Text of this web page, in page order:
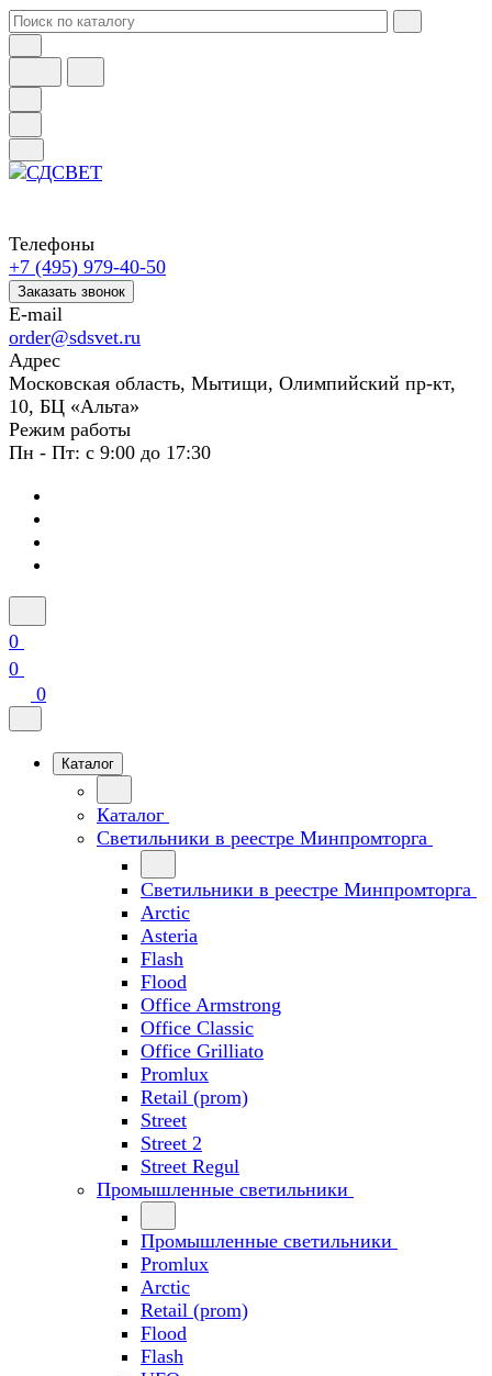
Телефоны
+7 (495) 979-40-50
Заказать звонок
E-mail
order@sdsvet.ru
Адрес
Московская область, Мытищи, Олимпийский пр-кт,
10, БЦ «Альта»
Режим работы
Пн - Пт: с 9:00 до 17:30
0
0
0
Каталог
Каталог
Светильники в реестре Минпромторга
Светильники в реестре Минпромторга
Arctic
Asteria
Flash
Flood
Office Armstrong
Office Classic
Office Grilliato
Promlux
Retail (prom)
Street
Street 2
Street Regul
Промышленные светильники
Промышленные светильники
Promlux
Arctic
Retail (prom)
Flood
Flash